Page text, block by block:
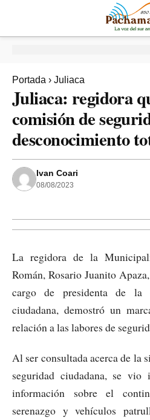
Portada › Juliaca
Juliaca: regidora
comisión de
desconocimiento
Ivan Coari
08/08/2023
La regidora de la
Román, Rosario Juanito
cargo de presidenta de la
ciudadana, demostró un
relación a las labores de
Al ser consultada acerca de la
seguridad ciudadana, se vio
información sobre el
serenazgo y vehículos